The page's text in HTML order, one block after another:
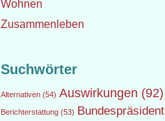
Wohnen
Zusammenleben
Suchwörter
Alternativen(54) Auswirkungen (92)
Berichterstattung(53) Bundespräsident